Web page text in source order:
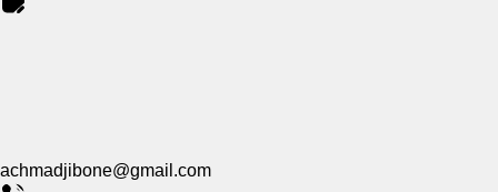
achmadjibone@gmail.com